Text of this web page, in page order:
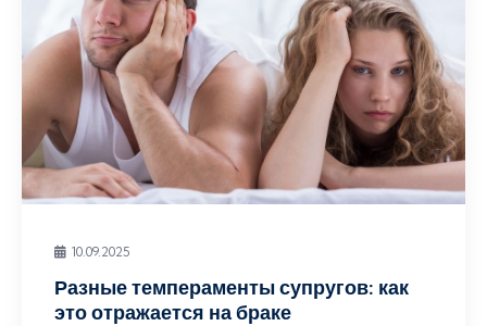
10.09.2025
Разные темпераменты супругов: как
это отражается на браке